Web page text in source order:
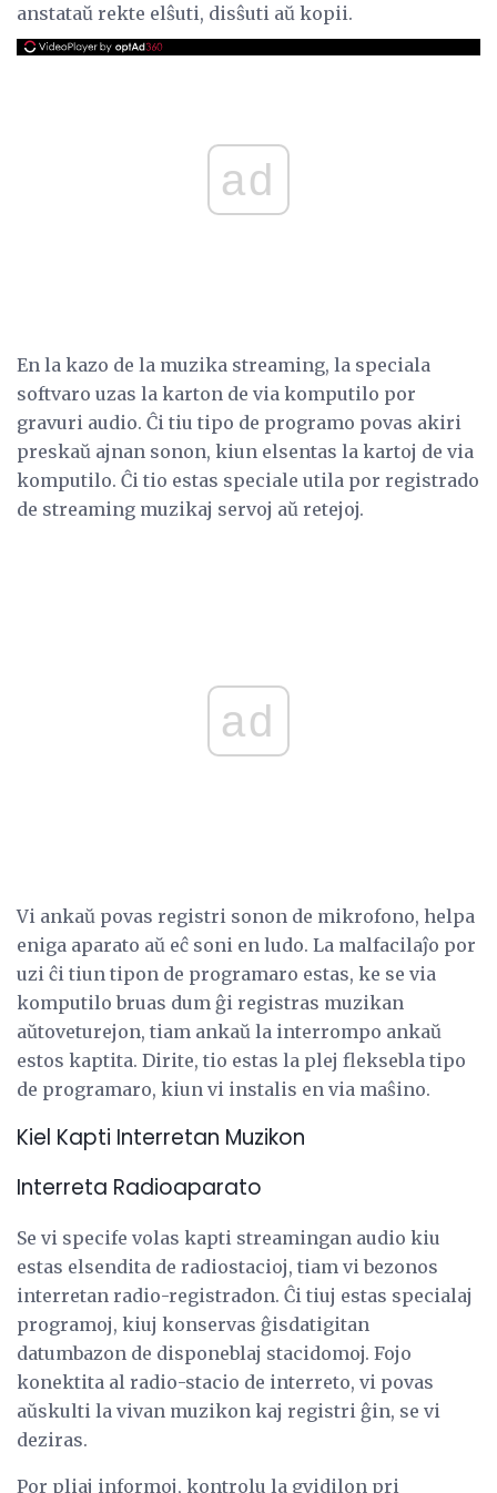
anstataŭ rekte elŝuti, disŝuti aŭ kopii.
ad
En la kazo de la muzika streaming, la speciala
softvaro uzas la karton de via komputilo por
gravuri audio. Ĉi tiu tipo de programo povas akiri
preskaŭ ajnan sonon, kiun elsentas la kartoj de via
komputilo. Ĉi tio estas speciale utila por registrado
de streaming muzikaj servoj aŭ retejoj.
ad
Vi ankaŭ povas registri sonon de mikrofono, helpa
eniga aparato aŭ eĉ soni en ludo. La malfacilaĵo por
uzi ĉi tiun tipon de programaro estas, ke se via
komputilo bruas dum ĝi registras muzikan
aŭtoveturejon, tiam ankaŭ la interrompo ankaŭ
estos kaptita. Dirite, tio estas la plej fleksebla tipo
de programaro, kiun vi instalis en via maŝino.
Kiel Kapti Interretan Muzikon
Interreta Radioaparato
Se vi specife volas kapti streamingan audio kiu
estas elsendita de radiostacioj, tiam vi bezonos
interretan radio-registradon. Ĉi tiuj estas specialaj
programoj, kiuj konservas ĝisdatigitan
datumbazon de disponeblaj stacidomoj. Fojo
konektita al radio-stacio de interreto, vi povas
aŭskulti la vivan muzikon kaj registri ĝin, se vi
deziras.
Por pliaj informoj, kontrolu la gvidilon pri